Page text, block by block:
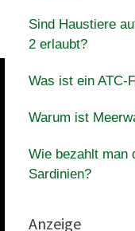
Sind Haustiere
2 erlaubt?
Was ist ein ATC-
Warum ist
Wie bezahlt man
Sardinien?
Anzeige